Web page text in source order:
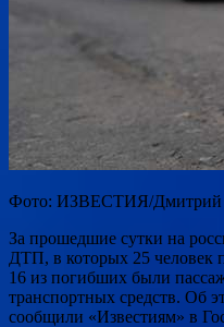
Фото: ИЗВЕСТИЯ/Дмитрий
За прошедшие сутки на
ДТП, в которых 25 человек
16 из погибших были
транспортных средств. Об
сообщили «Известиям» в